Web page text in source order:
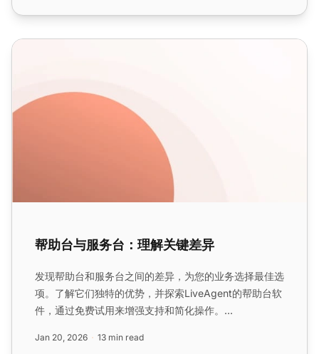
帮助台与服务台：理解关键差异
帮助台与服务台：理解关键差异
发现帮助台和服务台之间的差异，为您的业务选择最佳选
项。了解它们独特的优势，并探索LiveAgent的帮助台软
件，通过免费试用来增强支持和简化操作。...
Jan 20, 2026 13 min read